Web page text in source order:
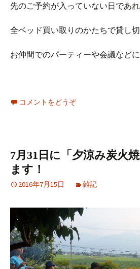
先のご予約が入っていない日であれ
全ベッド買い取りのかたちで貸し切
お仲間でのパーティーや会議など
コメントをどうぞ
7月31日に「夕涼み炭火
ます！
2016年7月15日 雑記